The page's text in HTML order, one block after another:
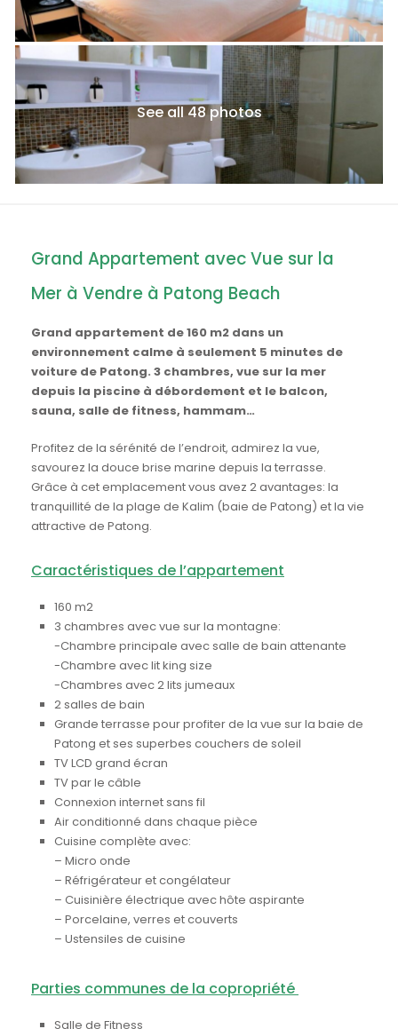
See all 48 photos
Grand Appartement avec Vue sur la
Mer à Vendre à Patong Beach
Grand appartement de 160 m2 dans un
environnement calme à seulement 5 minutes de
voiture de Patong. 3 chambres, vue sur la mer
depuis la piscine à débordement et le balcon,
sauna, salle de fitness, hammam…
Profitez de la sérénité de l’endroit, admirez la vue,
savourez la douce brise marine depuis la terrasse.
Grâce à cet emplacement vous avez 2 avantages: la
tranquillité de la plage de Kalim (baie de Patong) et la vie
attractive de Patong.
Caractéristiques de l’appartement
160 m2
3 chambres avec vue sur la montagne:
-Chambre principale avec salle de bain attenante
-Chambre avec lit king size
-Chambres avec 2 lits jumeaux
2 salles de bain
Grande terrasse pour profiter de la vue sur la baie de
Patong et ses superbes couchers de soleil
TV LCD grand écran
TV par le câble
Connexion internet sans fil
Air conditionné dans chaque pièce
Cuisine complète avec:
– Micro onde
– Réfrigérateur et congélateur
– Cuisinière électrique avec hôte aspirante
– Porcelaine, verres et couverts
– Ustensiles de cuisine
Parties communes de la copropriété
Salle de Fitness